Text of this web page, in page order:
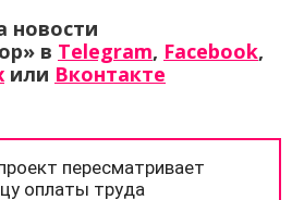
новости
в Telegram, Facebook,
или Вконтакте